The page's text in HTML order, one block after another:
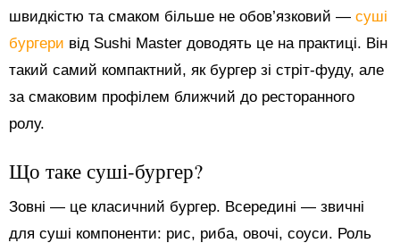
швидкістю та смаком більше не обов’язковий — суші
бургери від Sushi Master доводять це на практиці. Він
такий самий компактний, як бургер зі стріт-фуду, але
за смаковим профілем ближчий до ресторанного
ролу.
Що таке суші-бургер?
Зовні — це класичний бургер. Всередині — звичні
для суші компоненти: рис, риба, овочі, соуси. Роль